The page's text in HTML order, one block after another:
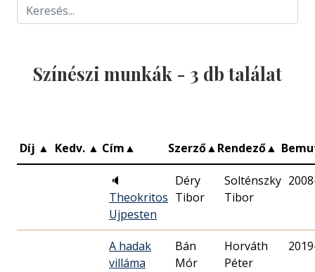
Színészi munkák - 3 db találat
Díj ▲ Kedv. ▲ Cím▲ Szerző▲Rendező▲
🔈
Theokritos
Ujpesten
Déry
Tibor
Solténszky
Tibor
A hadak
villáma
Bán
Mór
Horváth
Péter